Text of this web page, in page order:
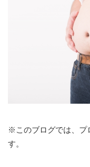
※このブログでは、プ
す。